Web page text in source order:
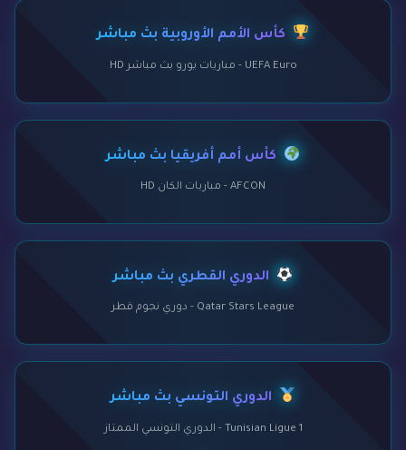
كأس الأمم الأوروبية بث مباشر
UEFA Euro - مباريات يورو بث مباشر HD
كأس أمم أفريقيا بث مباشر
AFCON - مباريات الكان HD
الدوري القطري بث مباشر
Qatar Stars League - دوري نجوم قطر
الدوري التونسي بث مباشر
Tunisian Ligue 1 - الدوري التونسي الممتاز